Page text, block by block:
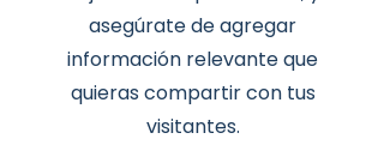
asegúrate de agregar
información relevante que
quieras compartir con tus
visitantes.